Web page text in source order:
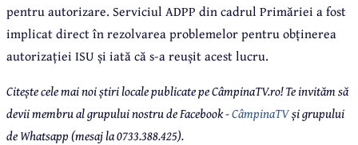
pentru autorizare. Serviciul ADPP din cadrul Primăriei a fost
implicat direct în rezolvarea problemelor pentru obținerea
autorizației ISU și iată că s-a reușit acest lucru.
Citește cele mai noi știri locale publicate pe CâmpinaTV.ro! Te invităm să
devii membru al grupului nostru de Facebook -CâmpinaTVși grupului
de Whatsapp (mesaj la 0733.388.425).